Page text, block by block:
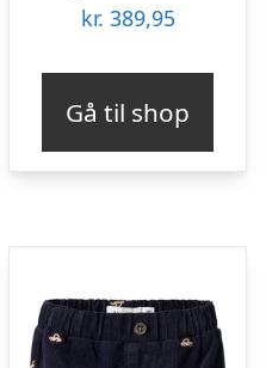
kr. 389,95
Gå til shop